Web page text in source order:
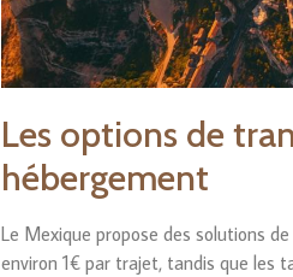
Les options de
hébergement
Le Mexique propose des solutions
environ 1€ par trajet, tandis que les